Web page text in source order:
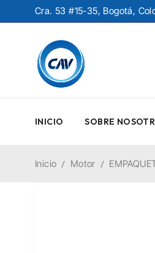
Cra. 53 #15-35, Bogotá,
INICIO SOBRE
Inicio / Motor /